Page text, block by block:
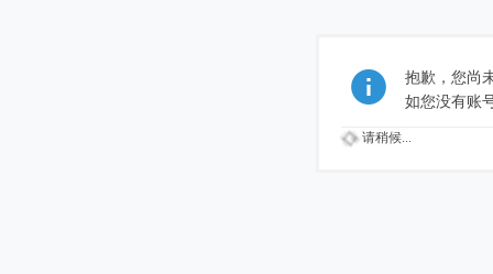
抱歉，您尚
如您没有账
请稍候...